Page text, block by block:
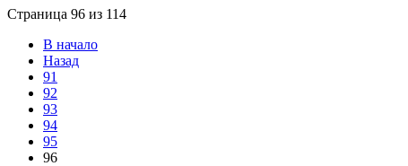
Страница 96 из 114
В начало
Назад
91
92
93
94
95
96